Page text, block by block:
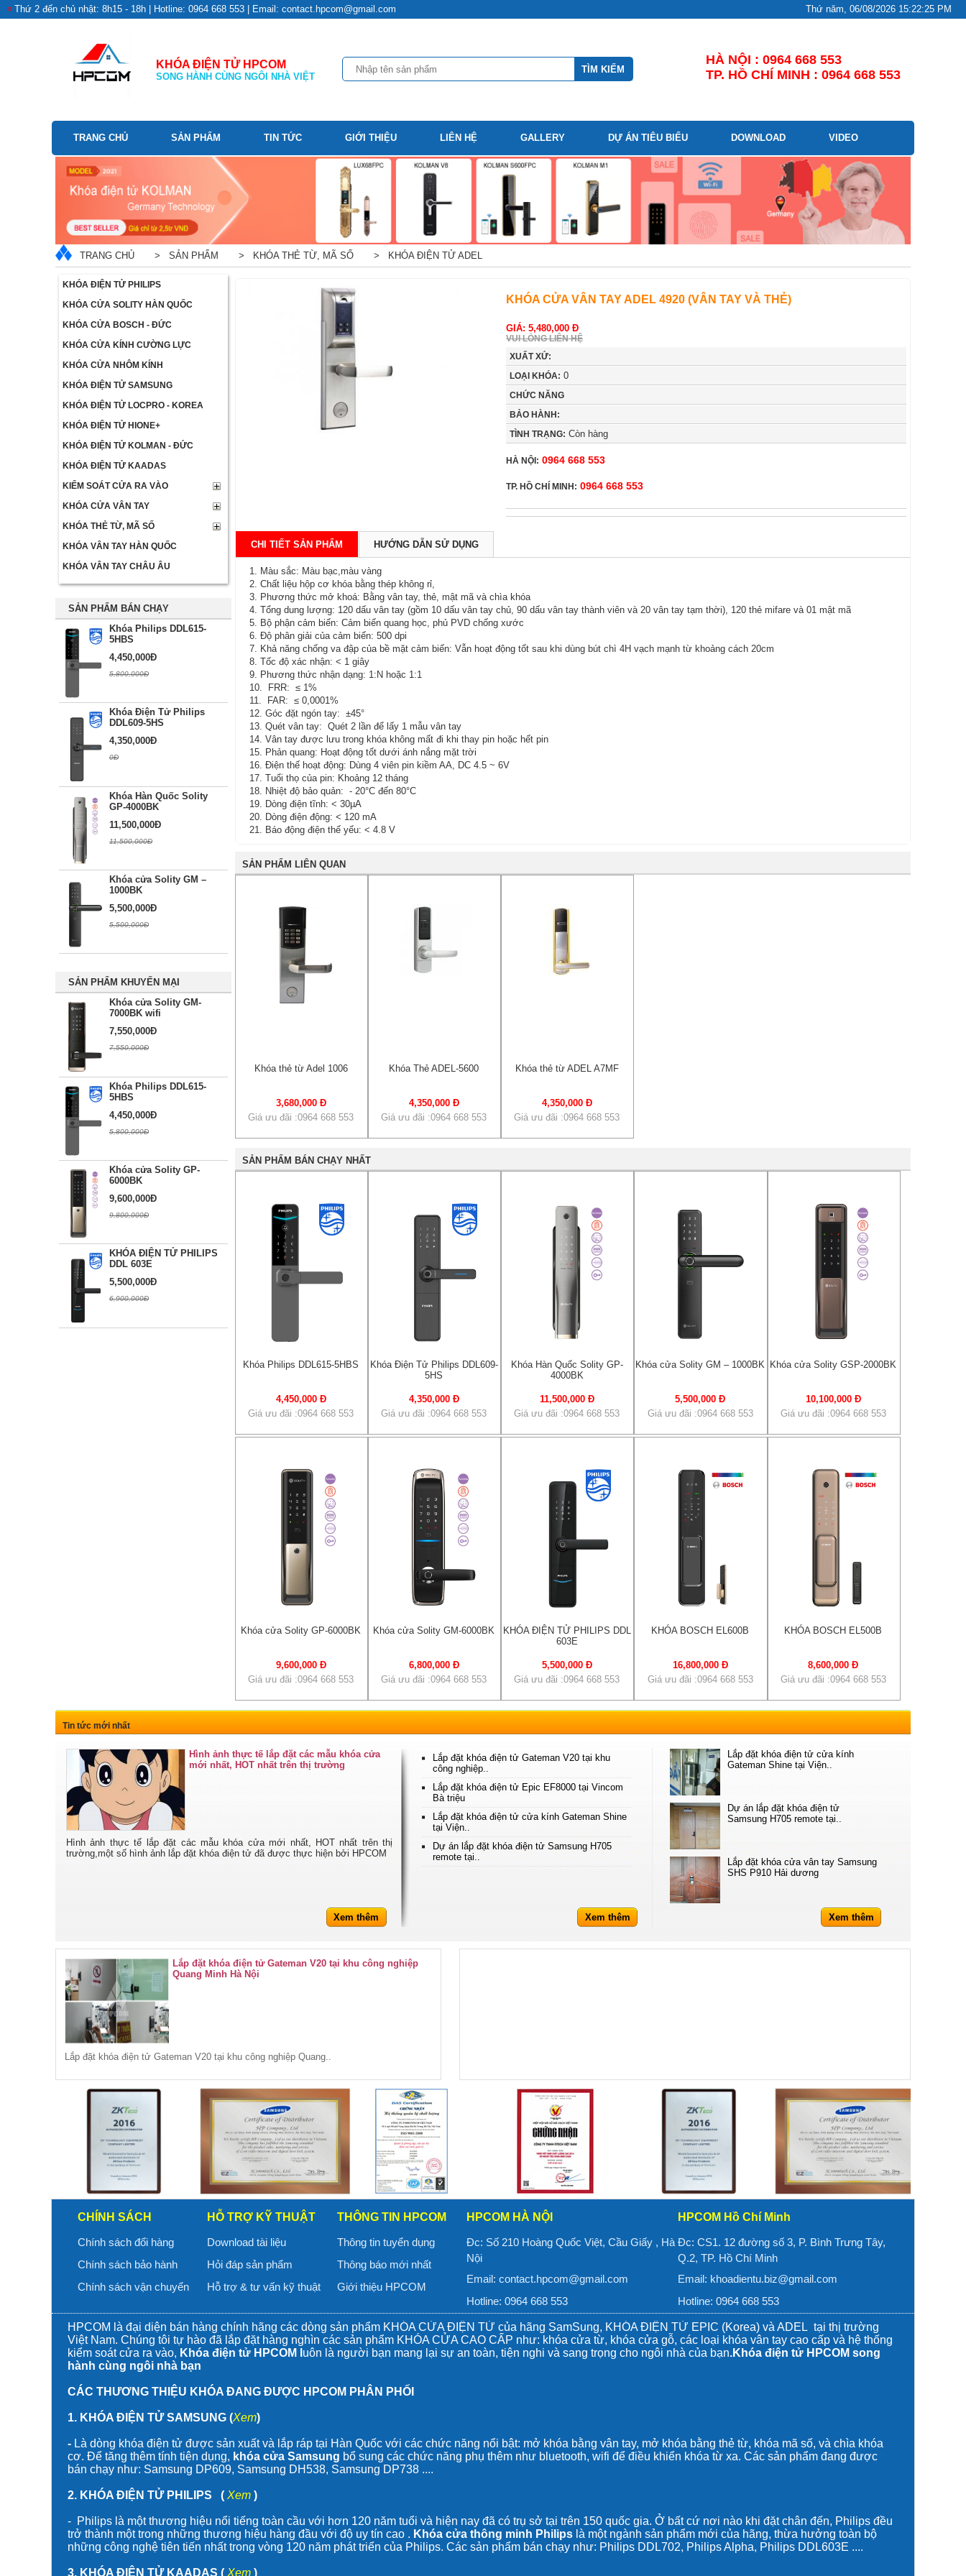
Thứ 2 đến chủ nhật: 8h15 - 18h | Hotline: 0964 668 553 | Email: contact.hpcom@gmail.com Thứ năm, 06/08/2026 15:22:26 PM
KHÓA ĐIỆN TỬ HPCOM
SONG HÀNH CÙNG NGÔI NHÀ VIỆT
HÀ NỘI : 0964 668 553
TP. HỒ CHÍ MINH : 0964 668 553
TRANG CHỦ SẢN PHẨM TIN TỨC GIỚI THIỆU LIÊN HỆ GALLERY DỰ ÁN TIÊU BIỂU DOWNLOAD VIDEO
TRANG CHỦ > SẢN PHẨM > KHÓA THẺ TỪ, MÃ SỐ > KHÓA ĐIỆN TỬ ADEL
KHÓA ĐIỆN TỬ PHILIPS
KHÓA CỬA SOLITY HÀN QUỐC
KHÓA CỬA BOSCH - ĐỨC
KHÓA CỬA KÍNH CƯỜNG LỰC
KHÓA CỬA NHÔM KÍNH
KHÓA ĐIỆN TỬ SAMSUNG
KHÓA ĐIỆN TỬ LOCPRO - KOREA
KHÓA ĐIỆN TỬ HIONE+
KHÓA ĐIỆN TỬ KOLMAN - ĐỨC
KHÓA ĐIỆN TỬ KAADAS
KIỂM SOÁT CỬA RA VÀO
KHÓA CỬA VÂN TAY
KHÓA THẺ TỪ, MÃ SỐ
KHÓA VÂN TAY HÀN QUỐC
KHÓA VÂN TAY CHÂU ÂU
SẢN PHẨM BÁN CHẠY
Khóa Philips DDL615-
5HBS
4,450,000Đ
5,800,000Đ
Khóa Điện Tử Philips
DDL609-5HS
4,350,000Đ
0Đ
Khóa Hàn Quốc Solity
GP-4000BK
11,500,000Đ
11,500,000Đ
Khóa cửa Solity GM –
1000BK
5,500,000Đ
5,500,000Đ
SẢN PHẨM KHUYẾN MẠI
Khóa cửa Solity GM-
7000BK wifi
7,550,000Đ
7,550,000Đ
Khóa Philips DDL615-
5HBS
4,450,000Đ
5,800,000Đ
Khóa cửa Solity GP-
6000BK
9,600,000Đ
9,800,000Đ
KHÓA ĐIỆN TỬ PHILIPS
DDL 603E
5,500,000Đ
6,900,000Đ
KHÓA CỬA VÂN TAY ADEL 4920 (VÂN TAY VÀ THẺ)
GIÁ: 5,480,000 Đ
VUI LÒNG LIÊN HỆ
XUẤT XỨ:
LOẠI KHÓA: 0
CHỨC NĂNG
BẢO HÀNH:
TÌNH TRẠNG: Còn hàng
HÀ NỘI: 0964 668 553
TP. HỒ CHÍ MINH: 0964 668 553
CHI TIẾT SẢN PHẨM HƯỚNG DẪN SỬ DỤNG
1. Màu sắc: Màu bạc,màu vàng
2. Chất liệu hộp cơ khóa bằng thép không rỉ,
3. Phương thức mở khoá: Bằng vân tay, thẻ, mật mã và chìa khóa
4. Tổng dung lượng: 120 dấu vân tay (gồm 10 dấu vân tay chủ, 90 dấu vân tay thành viên và 20 vân tay tạm thời), 120 thẻ mifare và 01 mật mã
5. Bộ phận cảm biến: Cảm biến quang học, phủ PVD chống xước
6. Độ phân giải của cảm biến: 500 dpi
7. Khả năng chống va đập của bề mặt cảm biến: Vẫn hoạt động tốt sau khi dùng bút chì 4H vạch mạnh từ khoảng cách 20cm
8. Tốc độ xác nhận: < 1 giây
9. Phương thức nhận dạng: 1:N hoặc 1:1
10. FRR: ≤ 1%
11. FAR: ≤ 0,0001%
12. Góc đặt ngón tay: ±45°
13. Quét vân tay: Quét 2 lần để lấy 1 mẫu vân tay
14. Vân tay được lưu trong khóa không mất đi khi thay pin hoặc hết pin
15. Phản quang: Hoạt động tốt dưới ánh nắng mặt trời
16. Điện thế hoạt động: Dùng 4 viên pin kiềm AA, DC 4.5 ~ 6V
17. Tuổi thọ của pin: Khoảng 12 tháng
18. Nhiệt độ bảo quản: - 20°C đến 80°C
19. Dòng điện tĩnh: < 30µA
20. Dòng điện động: < 120 mA
21. Báo động điện thế yếu: < 4.8 V
SẢN PHẨM LIÊN QUAN
Khóa thẻ từ Adel 1006
3,680,000 Đ
Giá ưu đãi :0964 668 553
Khóa Thẻ ADEL-5600
4,350,000 Đ
Giá ưu đãi :0964 668 553
Khóa thẻ từ ADEL A7MF
4,350,000 Đ
Giá ưu đãi :0964 668 553
SẢN PHẨM BÁN CHẠY NHẤT
Khóa Philips DDL615-5HBS
4,450,000 Đ
Giá ưu đãi :0964 668 553
Khóa Điện Tử Philips DDL609-
5HS
4,350,000 Đ
Giá ưu đãi :0964 668 553
Khóa Hàn Quốc Solity GP-
4000BK
11,500,000 Đ
Giá ưu đãi :0964 668 553
Khóa cửa Solity GM – 1000BK
5,500,000 Đ
Giá ưu đãi :0964 668 553
Khóa cửa Solity GSP-2000BK
10,100,000 Đ
Giá ưu đãi :0964 668 553
Khóa cửa Solity GP-6000BK
9,600,000 Đ
Giá ưu đãi :0964 668 553
Khóa cửa Solity GM-6000BK
6,800,000 Đ
Giá ưu đãi :0964 668 553
KHÓA ĐIỆN TỬ PHILIPS DDL
603E
5,500,000 Đ
Giá ưu đãi :0964 668 553
KHÓA BOSCH EL600B
16,800,000 Đ
Giá ưu đãi :0964 668 553
KHÓA BOSCH EL500B
8,600,000 Đ
Giá ưu đãi :0964 668 553
Tin tức mới nhất
Hình ảnh thực tế lắp đặt các mẫu khóa cửa
mới nhất, HOT nhất trên thị trường
Hình ảnh thực tế lắp đặt các mẫu khóa cửa mới nhất, HOT nhất trên thị
trường,một số hình ảnh lắp đặt khóa điện tử đã được thực hiện bởi HPCOM
Xem thêm
Lắp đặt khóa điện tử Gateman V20 tại khu
công nghiệp..
Lắp đặt khóa điện tử Epic EF8000 tại Vincom
Bà triệu
Lắp đặt khóa điện tử cửa kính Gateman Shine
tại Viện..
Dự án lắp đặt khóa điện tử Samsung H705
remote tại..
Xem thêm
Lắp đặt khóa điện tử cửa kính
Gateman Shine tại Viện..
Dự án lắp đặt khóa điện tử
Samsung H705 remote tại..
Lắp đặt khóa cửa vân tay Samsung
SHS P910 Hải dương
Xem thêm
Lắp đặt khóa điện tử Gateman V20 tại khu công nghiệp
Quang Minh Hà Nội
Lắp đặt khóa điện tử Gateman V20 tại khu công nghiệp Quang..
CHÍNH SÁCH
Chính sách đổi hàng
Chính sách bảo hành
Chính sách vận chuyển
HỖ TRỢ KỸ THUẬT
Download tài liệu
Hỏi đáp sản phẩm
Hỗ trợ & tư vấn kỹ thuật
THÔNG TIN HPCOM
Thông tin tuyển dụng
Thông báo mới nhất
Giới thiệu HPCOM
HPCOM HÀ NỘI
Đc: Số 210 Hoàng Quốc Việt, Cầu Giấy , Hà
Nội
Email:contact.hpcom@gmail.com
Hotline: 0964 668 553
HPCOM Hồ Chí Minh
Đc: CS1. 12 đường số 3, P. Bình Trưng Tây,
Q.2, TP. Hồ Chí Minh
Email: khoadientu.biz@gmail.com
Hotline: 0964 668 553
HPCOM là đại diện bán hàng chính hãng các dòng sản phẩm KHÓA CỬA ĐIỆN TỬ của hãng SamSung, KHÓA ĐIỆN TỬ EPIC (Korea) và ADEL tại thị trường
Việt Nam. Chúng tôi tự hào đã lắp đặt hàng nghìn các sản phẩm KHÓA CỬA CAO CẤP như: khóa cửa từ, khóa cửa gỗ, các loại khóa vân tay cao cấp và hệ thống
kiểm soát cửa ra vào, Khóa điện tử HPCOM l uôn là người bạn mang lại sự an toàn, tiện nghi và sang trọng cho ngôi nhà của bạn.Khóa điện tử HPCOM song
hành cùng ngôi nhà bạn
CÁC THƯƠNG THIỆU KHÓA ĐANG ĐƯỢC HPCOM PHÂN PHỐI
1. KHÓA ĐIỆN TỬ SAMSUNG (Xem)
- Là dòng khóa điện tử được sản xuất và lắp ráp tại Hàn Quốc với các chức năng nổi bật: mở khóa bằng vân tay, mở khóa bằng thẻ từ, khóa mã số, và chìa khóa
cơ. Để tăng thêm tính tiện dụng, khóa cửa Samsung bổ sung các chức năng phụ thêm như bluetooth, wifi để điều khiển khóa từ xa. Các sản phẩm đang được
bán chạy như: Samsung DP609, Samsung DH538, Samsung DP738 ....
2. KHÓA ĐIỆN TỬ PHILIPS ( Xem )
- Philips là một thương hiệu nổi tiếng toàn cầu với hơn 120 năm tuổi và hiện nay đã có trụ sở tại trên 150 quốc gia. Ở bất cứ nơi nào khi đặt chân đến, Philips đều
trở thành một trong những thương hiệu hàng đầu với độ uy tín cao . Khóa cửa thông minh Philips là một ngành sản phẩm mới của hãng, thừa hưởng toàn bộ
những công nghệ tiên tiến nhất trong vòng 120 năm phát triển của Philips. Các sản phẩm bán chạy như: Philips DDL702, Philips Alpha, Philips DDL603E ....
3. KHÓA ĐIỆN TỬ KAADAS ( Xem )